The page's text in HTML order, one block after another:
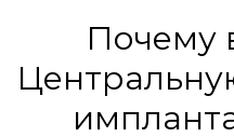
Почему